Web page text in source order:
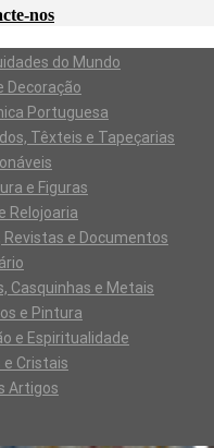
nos
do Mundo
Decoração
Portuguesa
Têxteis e Tapeçarias
e Figuras
Relojoaria
Revistas e Documentos
Casquinhas e Metais
e Pintura
e Espiritualidade
e Cristais
Artigos